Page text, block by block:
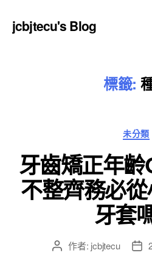
jcbjtecu's Blog
標籤:
分
類
未分類
牙齒矯正年
不整齊務必
牙套
文 作者: jcbjtecu
文